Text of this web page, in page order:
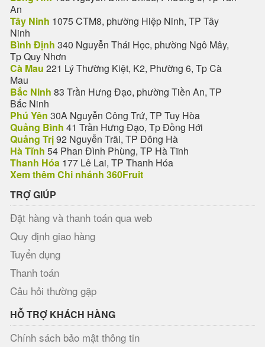
An
Tây Ninh 1075 CTM8, phường Hiệp Ninh, TP Tây
Ninh
Bình Định 340 Nguyễn Thái Học, phường Ngô Mây,
Tp Quy Nhơn
Cà Mau 221 Lý Thường Kiệt, K2, Phường 6, Tp Cà
Mau
Bắc Ninh 83 Trần Hưng Đạo, phường Tiền An, TP
Bắc Ninh
Phú Yên 30A Nguyễn Công Trứ, TP Tuy Hòa
Quảng Bình 41 Trần Hưng Đạo, Tp Đồng Hới
Quảng Trị92 Nguyễn Trãi, TP Đông Hà
Hà Tĩnh 54 Phan Đình Phùng, TP Hà Tĩnh
Thanh Hóa 177 Lê Lai, TP Thanh Hóa
Xem thêm Chi nhánh 360Fruit
TRỢ GIÚP
Đặt hàng và thanh toán qua web
Quy định giao hàng
Tuyển dụng
Thanh toán
Câu hỏi thường gặp
HỖ TRỢ KHÁCH HÀNG
Chính sách bảo mật thông tin